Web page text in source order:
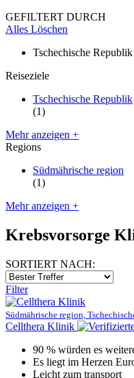
GEFILTERT DURCH
Alles Löschen
Tschechische Republik
Reiseziele
Tschechische Republik
(1)
Mehr anzeigen +
Regions
Südmährische region
(1)
Mehr anzeigen +
Krebsvorsorge
SORTIERT NACH:
Filter
Südmährische region,
Cellthera Klinik
90 % würden es
Es liegt im Herzen
Leicht zum transport